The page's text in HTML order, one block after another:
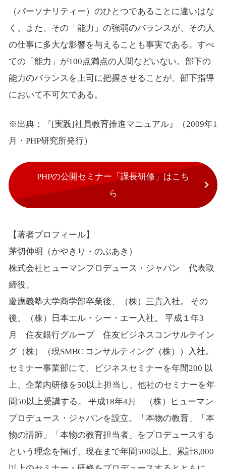
（パーソナリティー）のひとつであることに違いはな
く、また、その「能力」の強弱のバランスが、その人
の仕事に多大な影響を与えることも事実である。すべ
ての「能力」が100点満点の人間などいない。部下の
能力のバランスを上司に把握させることが、部下指導
において不可欠である。
※出典：『[実践]社員教育推進マニュアル』（2009年1
月・PHP研究所発行）
PHPの公開セミナー「課長研修」はこち
ら
【著者プロフィール】
茅切伸明（かやきり・のぶあき）
株式会社ヒューマンプロデュース・ジャパン 代表取
締役。
慶應義塾大学商学部卒業後、（株）三貴入社。 その
後、（株）日本エル・シー・エー入社。 平成１年3
月 住友銀行グループ 住友ビジネスコンサルテイン
グ（株）（現SMBC コンサルティング（株））入社。
セミナー事業部にて、ビジネスセミナーを年間200 以
上、企業内研修を50以上担当し、他社のセミナーを年
間50以上受講する。 平成18年4月 （株）ヒューマン
プロデュース・ジャパンを設立。「本物の教育」「本
物の講師」「本物の教育担当者」をプロデュースする
という理念を掲げ、現在まで年間500以上、累計8,000